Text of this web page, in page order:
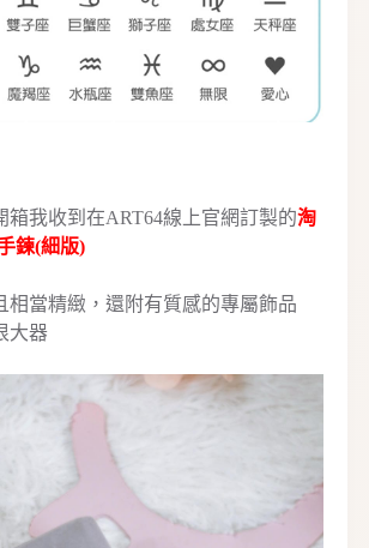
箱我收到在ART64線上官網訂製的淘
鍊(細版)
相當精緻，還附有質感的專屬飾品
大器